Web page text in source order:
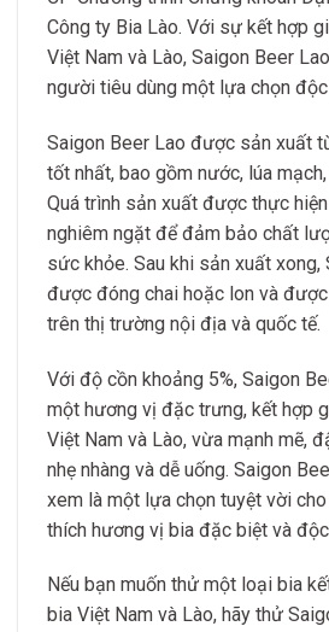
Công ty Bia Lào. Với sự kết hợp
Việt Nam và Lào, Saigon Beer
người tiêu dùng một lựa chọn
Saigon Beer Lao được sản xuất
tốt nhất, bao gồm nước, lúa
Quá trình sản xuất được thực
nghiêm ngặt để đảm bảo chất
sức khỏe. Sau khi sản xuất xong,
được đóng chai hoặc lon và
trên thị trường nội địa và quốc tế.
Với độ cồn khoảng 5%, Saigon
một hương vị đặc trưng, kết hợp
Việt Nam và Lào, vừa mạnh mẽ,
nhẹ nhàng và dễ uống. Saigon
xem là một lựa chọn tuyệt vời
thích hương vị bia đặc biệt và
Nếu bạn muốn thử một loại bia
bia Việt Nam và Lào, hãy thử